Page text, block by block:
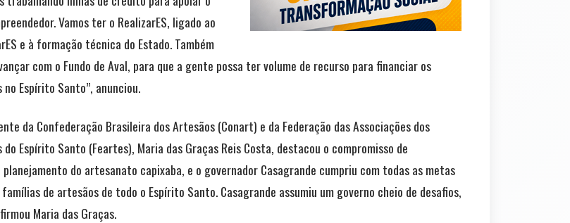
Vamos ter o RealizarES, ligado ao
e à formação técnica do Estado. Também
com o Fundo de Aval, para que a gente possa ter volume de recurso para financiar os
no Espírito Santo”, anunciou.
da Confederação Brasileira dos Artesãos (Conart) e da Federação das Associações dos
Espírito Santo (Feartes), Maria das Graças Reis Costa, destacou o compromisso de
do artesanato capixaba, e o governador Casagrande cumpriu com todas as metas
de artesãos de todo o Espírito Santo. Casagrande assumiu um governo cheio de desafios,
Maria das Graças.